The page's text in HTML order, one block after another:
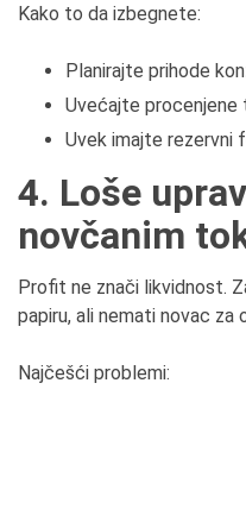
Kako to da izbegnete:
Planirajte prihode
Uvećajte procenjene
Uvek imajte rezervni
4. Loše
novčanim
Profit ne znači likvidnost.
papiru, ali nemati novac za
Najčešći problemi: